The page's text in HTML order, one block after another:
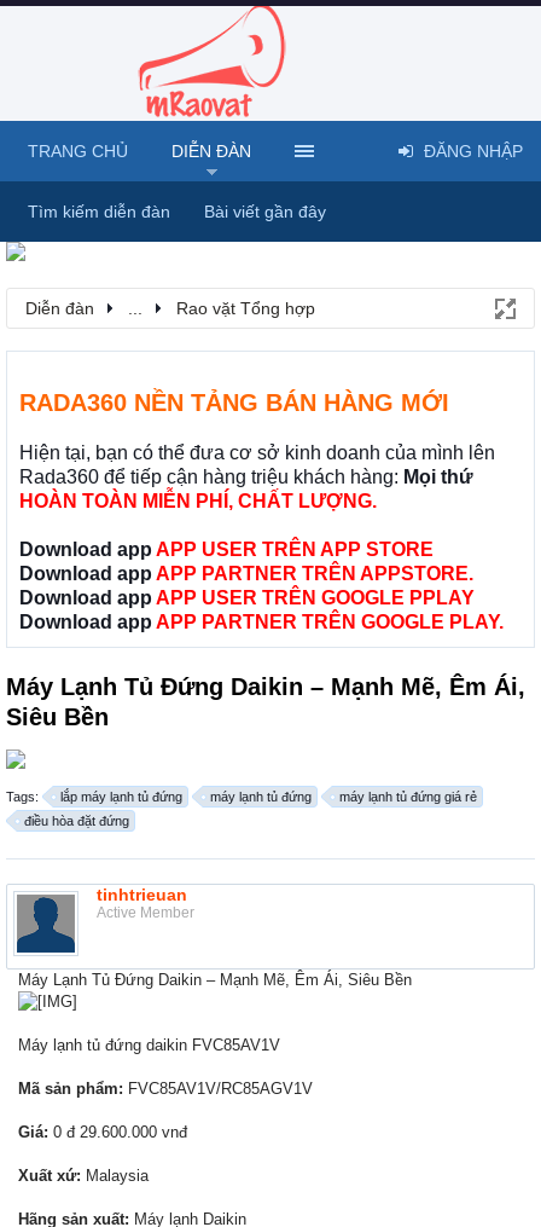
Diễn đàn Rao vặt Tổng hợp
RADA360 NỀN TẢNG BÁN HÀNG MỚI
Hiện tại, bạn có thể đưa cơ sở kinh doanh của mình lên
Rada360 để tiếp cận hàng triệu khách hàng: Mọi thứ
HOÀN TOÀN MIỄN PHÍ, CHẤT LƯỢNG.
Download app APP USER TRÊN APP STORE
Download app APP PARTNER TRÊN APPSTORE.
Download app APP USER TRÊN GOOGLE PPLAY
Download app APP PARTNER TRÊN GOOGLE PLAY.
Máy Lạnh Tủ Đứng Daikin – Mạnh Mẽ, Êm Ái,
Siêu Bền
Tags: lắp máy lạnh tủ đứng máy lạnh tủ đứng
máy lạnh tủ đứng giá rẻ
điều hòa đặt đứng
tinhtrieuan
Active Member
Máy Lạnh Tủ Đứng Daikin – Mạnh Mẽ, Êm Ái, Siêu Bền
Máy lạnh tủ đứng daikin FVC85AV1V
Mã sản phẩm: FVC85AV1V/RC85AGV1V
Giá: 0 đ 29.600.000 vnđ
Xuất xứ: Malaysia
Hãng sản xuất: Máy lạnh Daikin
TRANG CHỦ DIỄN ĐÀN
Tìm kiếm diễn đàn Bài viết gần đây
ĐĂNG NHẬP